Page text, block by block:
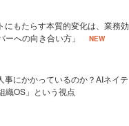
にもたらす本質的変化は、業務効
への向き合い方」
NEW
事にかかっているのか？AIネイテ
織OS」という視点